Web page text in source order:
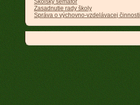
Školský semafór
Zasadnutie rady školy
Správa o výchovno-vzdelávacej činnosti